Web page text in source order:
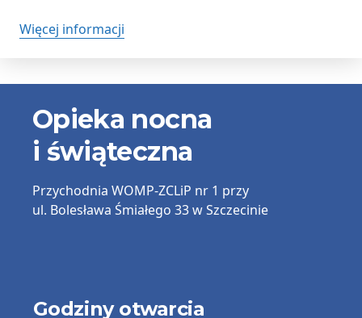
Więcej informacji
kontaktowe
Opieka nocna
i świąteczna
Przychodnia WOMP-ZCLiP nr 1 przy
ul. Bolesława Śmiałego 33 w Szczecinie
Godziny otwarcia